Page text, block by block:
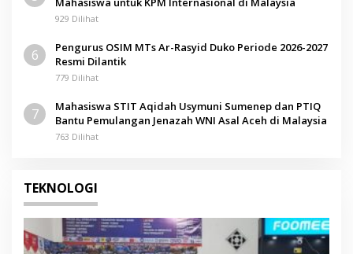
929 Dilihat
6
Pengurus OSIM MTs Ar-Rasyid Duko Periode 2026-2027
Resmi Dilantik
779 Dilihat
7
Mahasiswa STIT Aqidah Usymuni Sumenep dan PTIQ
Bantu Pemulangan Jenazah WNI Asal Aceh di Malaysia
763 Dilihat
TEKNOLOGI